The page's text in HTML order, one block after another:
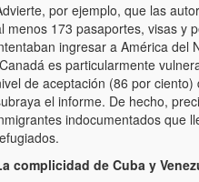
por ejemplo, que las
menos 173 pasaportes, visas y
ingresar a América del
es particularmente
de aceptación (86 por
el informe. De hecho,
indocumentados que
complicidad de Cuba y